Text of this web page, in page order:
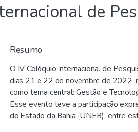
de
Resumo
O IV Colóquio Internacional de
dias 21 e 22 de novembro de 2022,
como tema central: Gestão e Tecnologias em Educação no contexto atual.
Esse evento teve a participação
do Estado da Bahia (UNEB), entre